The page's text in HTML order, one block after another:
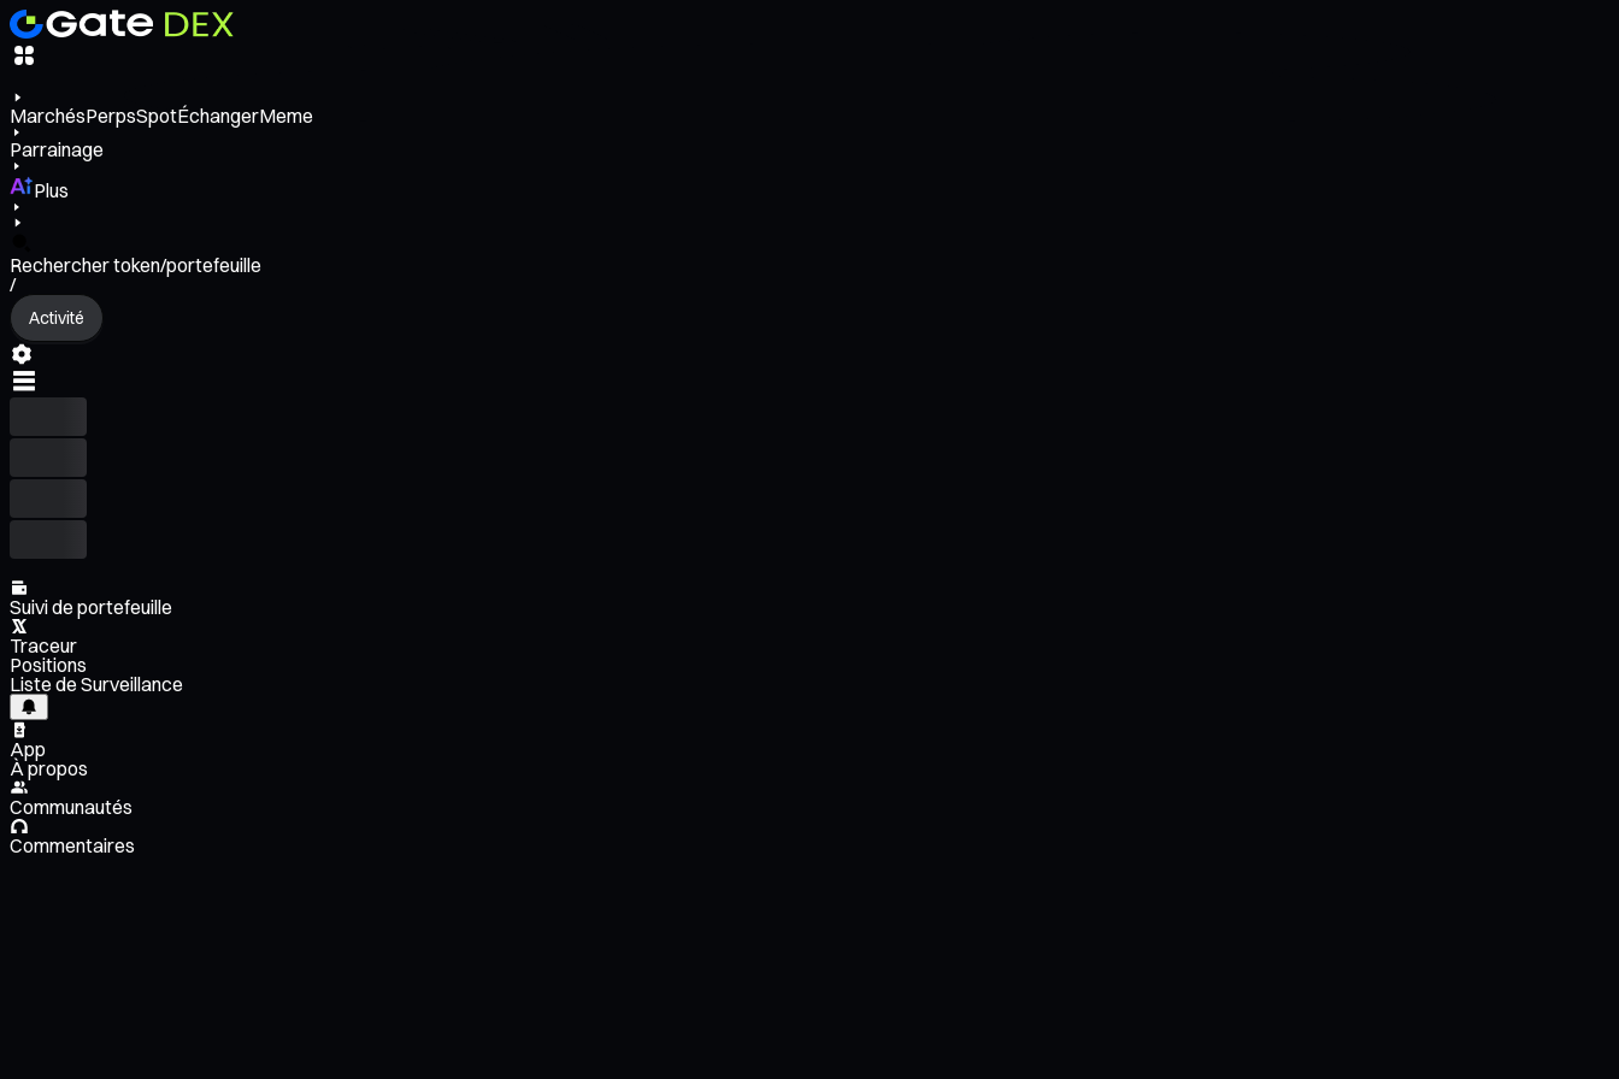
MarchésPerpsSpotÉchangerMeme
Parrainage
Plus
Rechercher token/portefeuille
/
Activité
Suivi de portefeuille
Traceur
Positions
Liste de Surveillance
App
À propos
Communautés
Commentaires